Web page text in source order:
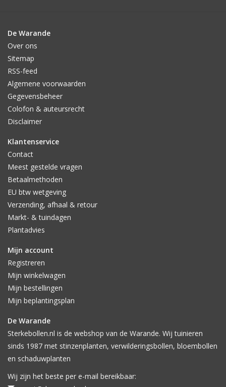
De Warande
Over ons
Sitemap
RSS-feed
Algemene voorwaarden
Gegevensbeheer
Colofon & auteursrecht
Disclaimer
Klantenservice
Contact
Meest gestelde vragen
Betaalmethoden
EU btw wetgeving
Verzending, afhaal & retour
Markt- & tuindagen
Plantadvies
Mijn account
Registreren
Mijn winkelwagen
Mijn bestellingen
Mijn beplantingsplan
De Warande
Sterkebollen.nl is de webshop van de Warande. Wij tuinieren
sinds 1987 met stinzenplanten, verwilderingsbollen, bloembollen
en schaduwplanten
Wij zijn het beste per e-mail bereikbaar: